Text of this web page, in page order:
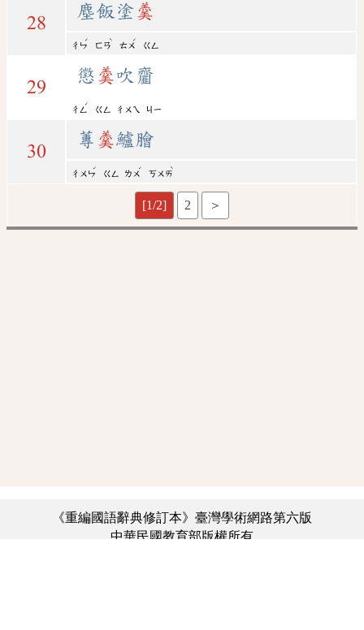
28
塵飯塗羹
ㄔㄣ
ˊ
ㄈㄢ
ˋ
ㄊㄨ
ˊ
ㄍㄥ
29
懲 羹吹齏
ㄔㄥ
ˊ
ㄍㄥ ㄔㄨㄟ ㄐㄧ
30
蓴 羹鱸膾
ㄔㄨㄣ
ˊ
ㄍㄥ ㄌㄨ
ˊ
ㄎㄨㄞ
ˋ
[1/2] 2 ＞
《重編國語辭典修訂本》臺灣學術網路第六版
中華民國教育部版權所有